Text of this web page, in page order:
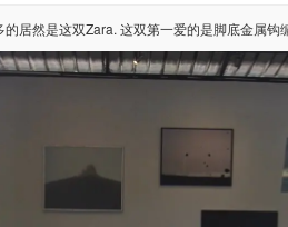
脚底金属钩编，和鞋面的不规则金属扣连成一片，一种视角延伸的小设计，非常喜欢。黑色和金属扣